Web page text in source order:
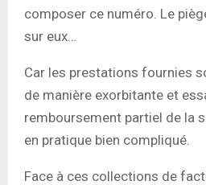
composer ce numéro. Le
sur eux…
Car les prestations fournies
de manière exorbitante et
remboursement partiel de la
en pratique bien compliqué.
Face à ces collections de